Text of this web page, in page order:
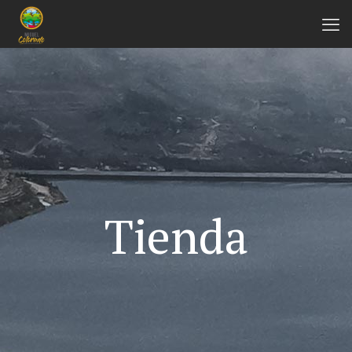
Tienda